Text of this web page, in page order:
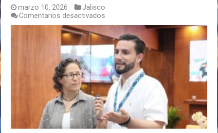
marzo 10, 2026
Jalisco
Comentarios desactivados
Promoción
turística
impulsa
expectativas
de
buena
Semana
Santa
en
Jalisco